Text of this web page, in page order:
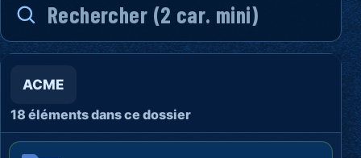
ACME
18 éléments dans ce dossier